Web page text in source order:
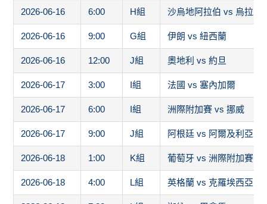
2026-06-16 6:00 H組 沙烏地阿拉伯 vs 烏拉圭
2026-06-16 9:00 G組 伊朗 vs 紐西蘭
2026-06-16 12:00 J組 奧地利 vs 約旦
2026-06-17 3:00 I組 法國 vs 塞內加爾
2026-06-17 6:00 I組 洲際附加賽 vs 挪威
2026-06-17 9:00 J組 阿根廷 vs 阿爾及利亞
2026-06-18 1:00 K組 葡萄牙 vs 洲際附加賽1
2026-06-18 4:00 L組 英格蘭 vs 克羅埃西亞